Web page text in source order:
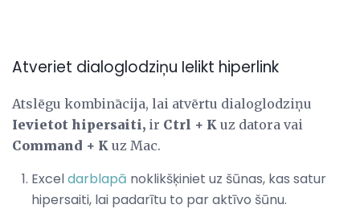
Atveriet dialoglodziņu Ielikt hiperlink
Atslēgu kombinācija, lai atvērtu dialoglodziņu
Ievietot hipersaiti, ir Ctrl + K uz datora vai
Command + K uz Mac.
Exceldarblapā noklikšķiniet uz šūnas, kas satur
hipersaiti, lai padarītu to par aktīvo šūnu.